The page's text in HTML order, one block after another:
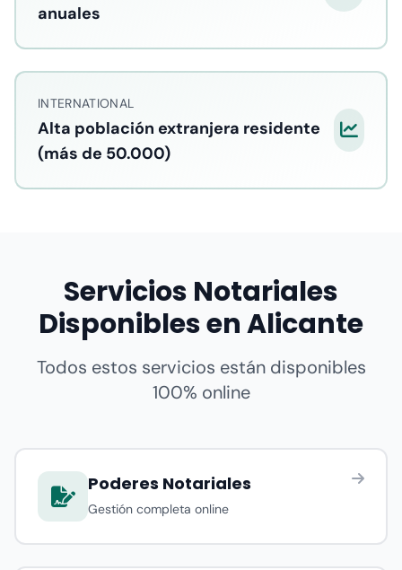
anuales
INTERNATIONAL
Alta población extranjera residente
(más de 50.000)
Servicios Notariales
Disponibles en Alicante
Todos estos servicios están disponibles
100% online
Poderes Notariales
Gestión completa online